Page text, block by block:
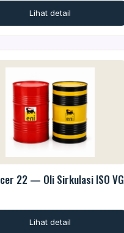
Lihat detail
22 — Oli Sirkulasi ISO VG
Lihat detail